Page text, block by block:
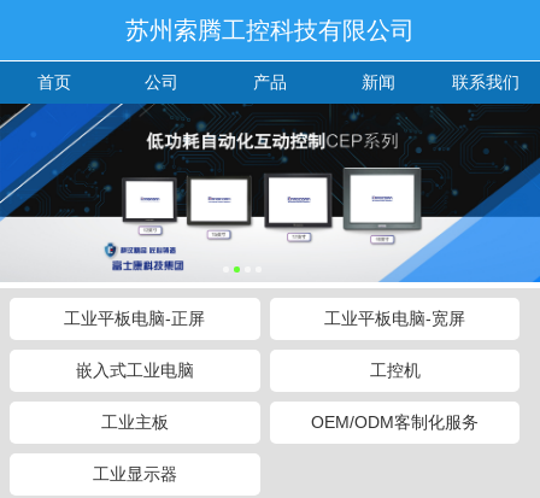
苏州索腾工控科技有限公司
首页 公司 产品 新闻 联系我们
工业平板电脑-正屏 工业平板电脑-宽屏
嵌入式工业电脑 工控机
工业主板 OEM/ODM客制化服务
工业显示器